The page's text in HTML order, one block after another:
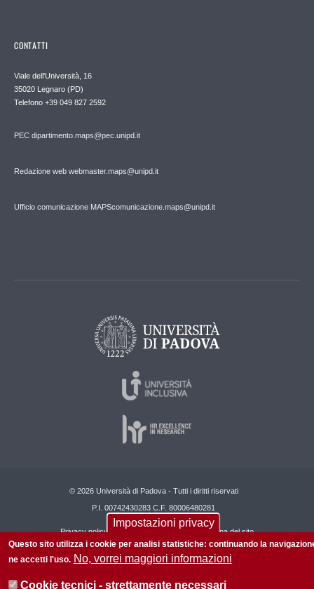
CONTATTI
Viale dell'Università, 16
35020 Legnaro (PD)
Telefono +39 049 827 2592
PEC dipartimento.maps@pec.unipd.it
Redazione web webmaster.maps@unipd.it
Ufficio comunicazione MAPScomunicazione.maps@unipd.it
© 2026 Università di Padova - Tutti i diritti riservati
P.I. 00742430283 C.F. 80006480281
Privacy policy Mappa del sito
Impostazioni privacy
Questo sito utilizza i cookie per analisi statistiche: continuando la
ne accetti l'uso. No, vorrei maggiori informazioni
Cookie tecnici - strettamente necessari